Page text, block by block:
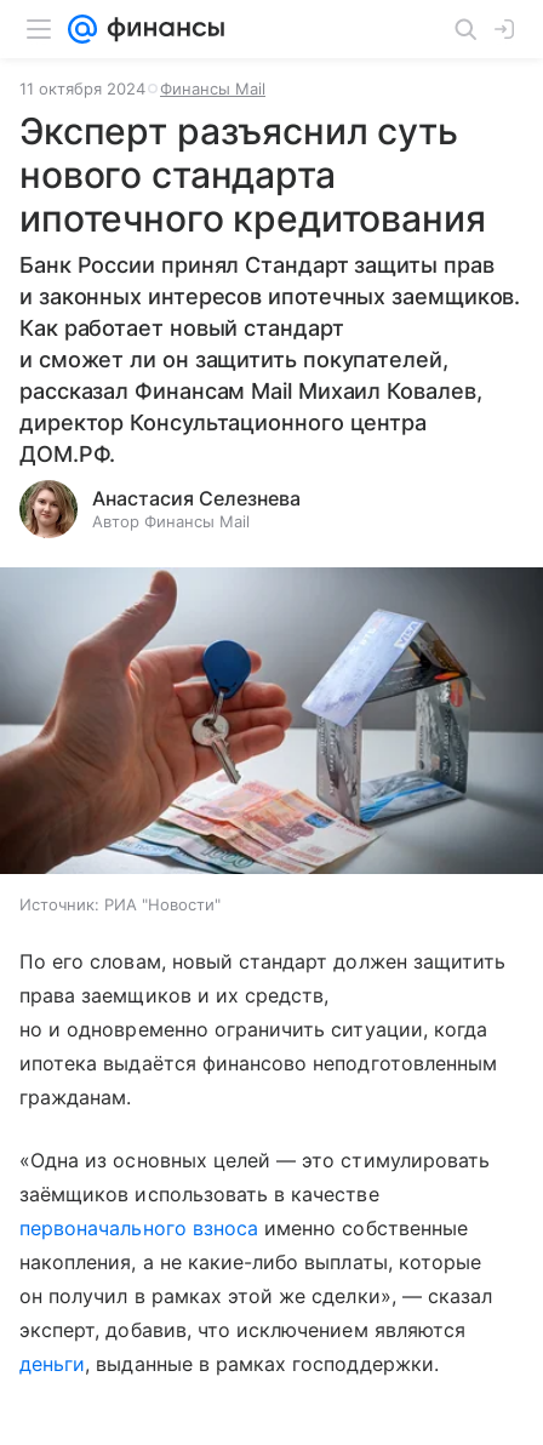
11 октября 2024 Финансы Mail
Эксперт разъяснил суть
нового стандарта
ипотечного кредитования
Банк России принял Стандарт защиты прав
и законных интересов ипотечных заемщиков.
Как работает новый стандарт
и сможет ли он защитить покупателей,
рассказал Финансам Mail Михаил Ковалев,
директор Консультационного центра
ДОМ.РФ.
Анастасия Селезнева
Автор Финансы Mail
Источник: РИА "Новости"
По его словам, новый стандарт должен защитить
права заемщиков и их средств,
но и одновременно ограничить ситуации, когда
ипотека выдаётся финансово неподготовленным
гражданам.
«Одна из основных целей — это стимулировать
заёмщиков использовать в качестве
первоначального взноса именно собственные
накопления, а не какие-либо выплаты, которые
он получил в рамках этой же сделки», — сказал
эксперт, добавив, что исключением являются
деньги, выданные в рамках господдержки.